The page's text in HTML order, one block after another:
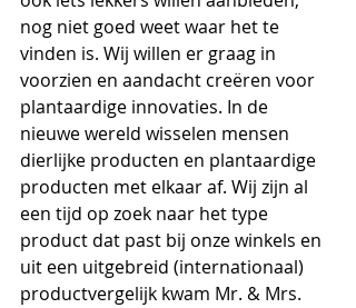
nog niet goed weet waar het te
vinden is. Wij willen er graag in
voorzien en aandacht creëren voor
plantaardige innovaties. In de
nieuwe wereld wisselen mensen
dierlijke producten en plantaardige
producten met elkaar af. Wij zijn al
een tijd op zoek naar het type
product dat past bij onze winkels en
uit een uitgebreid (internationaal)
productvergelijk kwam Mr. & Mrs.